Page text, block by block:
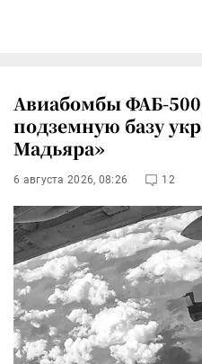
Авиабомбы ФАБ-
подземную базу
Мадьяра»
6 августа 2026, 08:26 12